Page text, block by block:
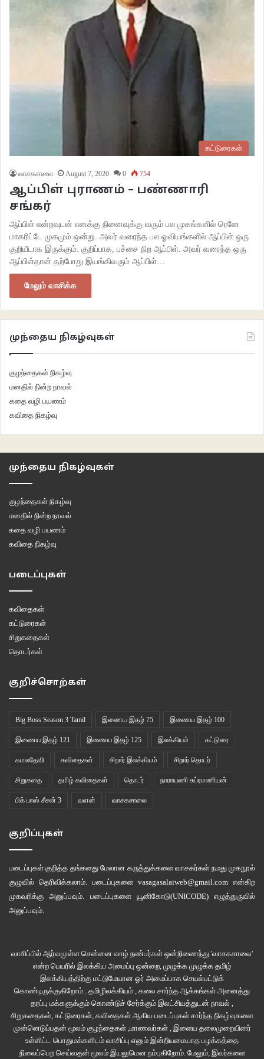
கட்டுரைகள்
வாசகசாலை August 7, 2020 0 754
ஆப்பிள் புராணம் – பண்ணாரி
சங்கர்
ஆப்பிள் என்றவுடன் எனக்கு நினைவுக்கு வரும் பல முகங்களில் ரெனே
மாகரிட்டே முகமும் ஒன்று. அவர் வரைந்த பல ஓவியங்களில் ஆப்பிள் ஒரு
குறியீடாக இருக்கும். குறிப்பாக, பச்சை நிற ஆப்பிள். அவர் வரைந்த ஒரு
ஆப்பிள்தான் தற்போது இயங்கிவரும் ஆப்பிள்…
மேலும் வாசிக்க
முந்தைய நிகழ்வுகள்
குழந்தைகள் நிகழ்வு
மனதில் நின்ற நாவல்
கதை வழி பயணம்
கவிதை நிகழ்வு
முந்தைய நிகழ்வுகள்
குழந்தைகள் நிகழ்வு
மனதில் நின்ற நாவல்
கதை வழி பயணம்
கவிதை நிகழ்வு
படைப்புகள்
கவிதைகள்
கட்டுரைகள்
சிறுகதைகள்
தொடர்கள்
குறிச்சொற்கள்
Big Boss Season 3 Tamil இணைய இதழ் 75 இணைய இதழ் 100
இணைய இதழ் 121 இணைய இதழ் 125 இலக்கியம் கட்டுரை
கமலதேவி கவிதைகள் சிறார் இலக்கியம் சிறார் தொடர்
சிறுகதை தமிழ் கவிதைகள் தொடர் நாராயணி சுப்ரமணியன்
பிக் பாஸ் சீசன் 3 வளன் வாசகசாலை
குறிப்புகள்
படைப்புகள் குறித்த தங்களது மேலான கருத்துக்களை வாசகர்கள் நமது முகநூல்
குழுவில் தெரிவிக்கலாம். படைப்புகளை vasagasalaiweb@gmail.com என்கிற
முகவரிக்கு அனுப்பவும். படைப்புகளை யூனிகோடு(UNICODE)எழுத்துருவில்
அனுப்பவும்.
வாசிப்பில் ஆர்வமுள்ள சென்னை வாழ் நண்பர்கள் ஒன்றிணைந்து 'வாசகசாலை'
என்ற பெயரில் இலக்கிய அமைப்பு ஒன்றை, முழுக்க முழுக்க தமிழ்
இலக்கியத்திற்கு மட்டுமேயான ஓர் அமைப்பாக செயல்பட்டுக்
கொண்டிருக்குகிறோம்.. தமிழிலக்கியம் , கலை சார்ந்த ஆக்கங்கள் அனைத்து
தரப்பு மக்களுக்கும் கொண்டுச் சேர்க்கும் இலட்சியத்துடன் நாவல் ,
சிறுகதைகள், கட்டுரைகள், கவிதைகள் ஆகிய படைப்புகள் சார்ந்த நிகழ்வுகளை
முன்னெடுப்பதன் மூலம் குழந்தைகள் ,மாணவர்கள் , இளைய தலைமுறையினர்
உள்ளிட்ட பொதுமக்களிடம் வாசிப்பு எனும் இன்றியமையாத பழக்கத்தை
நிலைப்பெற செய்வதன் மூலம் இயலுமென நம்புகிறோம். மேலும், இவர்களை